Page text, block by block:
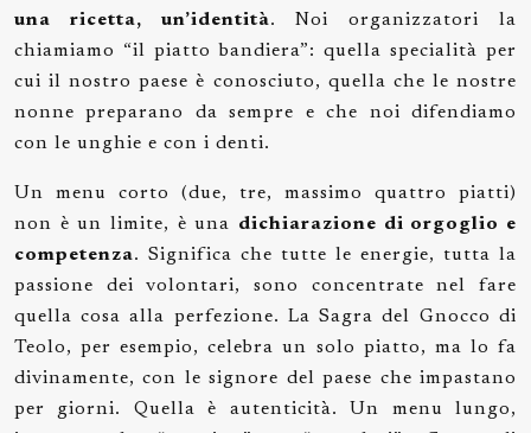
una ricetta, un’identità. Noi organizzatori la
chiamiamo “il piatto bandiera”: quella specialità per
cui il nostro paese è conosciuto, quella che le nostre
nonne preparano da sempre e che noi difendiamo
con le unghie e con i denti.
Un menu corto (due, tre, massimo quattro piatti)
non è un limite, è una dichiarazione di orgoglio e
competenza. Significa che tutte le energie, tutta la
passione dei volontari, sono concentrate nel fare
quella cosa alla perfezione. La Sagra del Gnocco di
Teolo, per esempio, celebra un solo piatto, ma lo fa
divinamente, con le signore del paese che impastano
per giorni. Quella è autenticità. Un menu lungo,